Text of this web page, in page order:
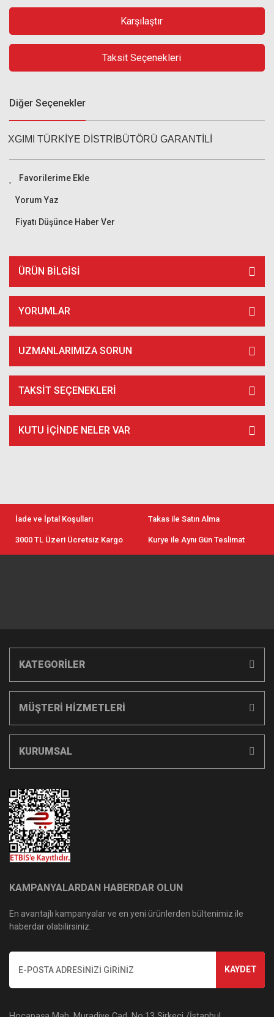
Karşılaştır
Taksit Seçenekleri
Diğer Seçenekler
XGIMI TÜRKİYE DİSTRİBÜTÖRÜ GARANTİLİ
Yorum Yaz
Fiyatı Düşünce Haber Ver
ÜRÜN BILGISI
YORUMLAR
UZMANLARIMIZA SORUN
TAKSIT SEÇENEKLERI
KUTU İÇİNDE NELER VAR
İade ve İptal Koşulları Takas ile Satın Alma
3000 TL Üzeri Ücretsiz Kargo Kurye ile Aynı Gün Teslimat
KATEGORİLER
MÜŞTERİ HİZMETLERİ
KURUMSAL
KAMPANYALARDAN HABERDAR OLUN
En avantajlı kampanyalar ve en yeni ürünlerden bültenimiz ile
haberdar olabilirsiniz.
KAYDET